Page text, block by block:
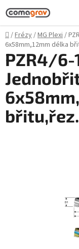
Přejít
na
obsah
Domů
/Frézy/MG Plexi/
6x58mm,12mm délka
PZR4/6-